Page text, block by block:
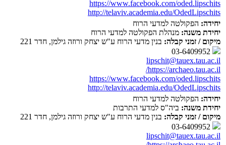
https://www.facebook.com/oded.lipschits
http://telaviv.academia.edu/OdedLipschits
יחידה: הפקולטה למדעי הרוח
יחידת משנה: מנהלת הפקולטה למדעי הרוח
מיקום / זמני קבלה: בנין מדעי הרוח ע"ש יצחק ורוזה גילמן, חדר 221
lipschit@tauex.tau.ac.il
https://archaeo.tau.ac.il/
https://www.facebook.com/oded.lipschits
http://telaviv.academia.edu/OdedLipschits
יחידה: הפקולטה למדעי הרוח
יחידת משנה: ביה"ס למדעי התרבות
מיקום / זמני קבלה: בנין מדעי הרוח ע"ש יצחק ורוזה גילמן, חדר 221
lipschit@tauex.tau.ac.il